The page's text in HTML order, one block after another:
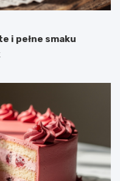
i pełne smaku